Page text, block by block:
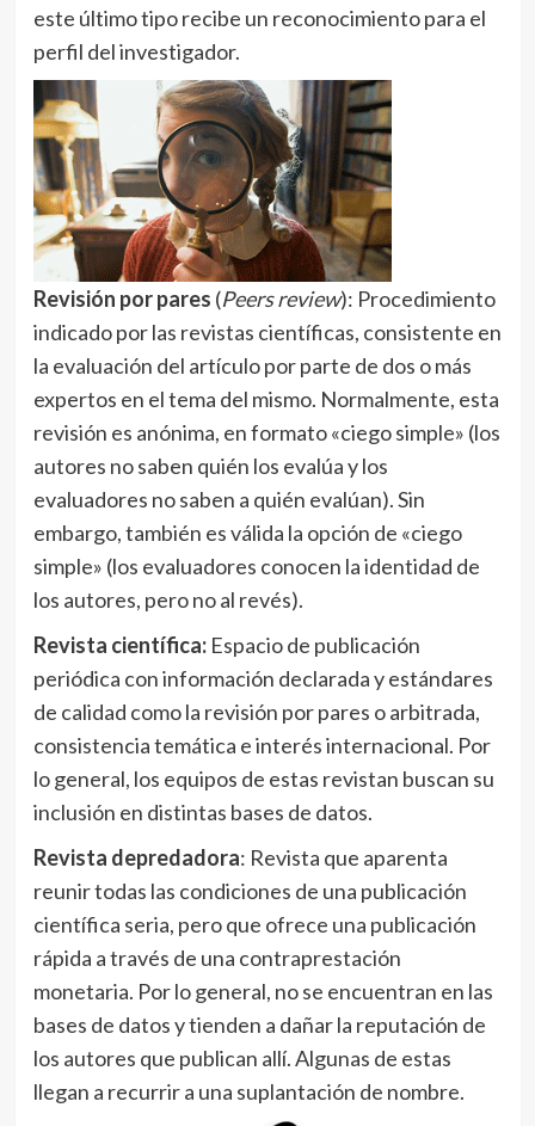
este último tipo recibe un reconocimiento para el
perfil del investigador.
Revisión por pares (Peers review): Procedimiento
indicado por las revistas científicas, consistente en
la evaluación del artículo por parte de dos o más
expertos en el tema del mismo. Normalmente, esta
revisión es anónima, en formato «ciego simple» (los
autores no saben quién los evalúa y los
evaluadores no saben a quién evalúan). Sin
embargo, también es válida la opción de «ciego
simple» (los evaluadores conocen la identidad de
los autores, pero no al revés).
Revista científica:Espacio de publicación
periódica con información declarada y estándares
de calidad como la revisión por pares o arbitrada,
consistencia temática e interés internacional. Por
lo general, los equipos de estas revistan buscan su
inclusión en distintas bases de datos.
Revista depredadora: Revista que aparenta
reunir todas las condiciones de una publicación
científica seria, pero que ofrece una publicación
rápida a través de una contraprestación
monetaria. Por lo general, no se encuentran en las
bases de datos y tienden a dañar la reputación de
los autores que publican allí. Algunas de estas
llegan a recurrir a una suplantación de nombre.